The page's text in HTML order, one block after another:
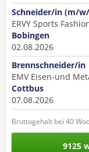
Schneider/in (m/
ERVY Sports
Bobingen
02.08.2026
Brennschneider/in
EMV Eisen-und
Cottbus
07.08.2026
Bruttogehalt bei 40
9125